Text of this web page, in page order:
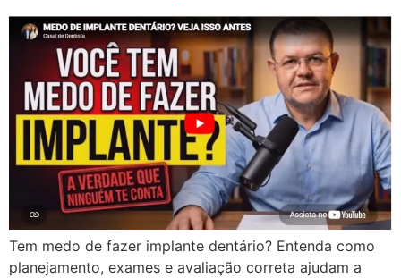
Tem medo de fazer implante dentário? Entenda como
planejamento, exames e avaliação correta ajudam a